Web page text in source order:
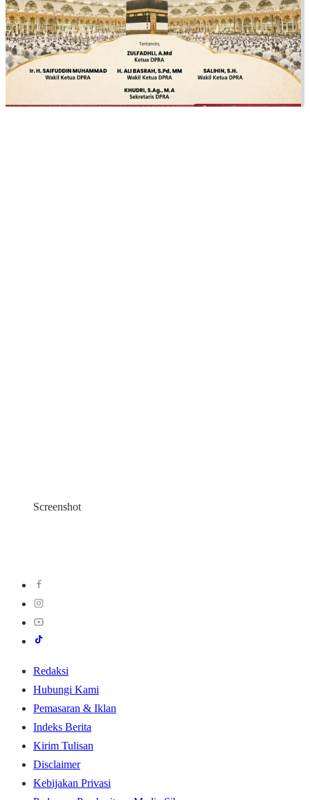
Screenshot
Redaksi
Hubungi Kami
Pemasaran & Iklan
Indeks Berita
Kirim Tulisan
Disclaimer
Kebijakan Privasi